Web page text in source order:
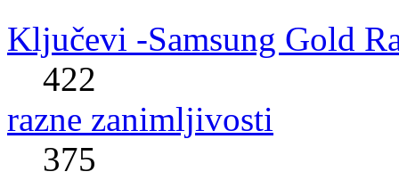
Ključevi -Samsung Gold
422
razne zanimljivosti
375